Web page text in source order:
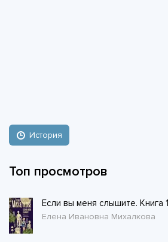
История
Топ просмотров
Если вы меня слышите. Книга 1
Елена Ивановна Михалкова